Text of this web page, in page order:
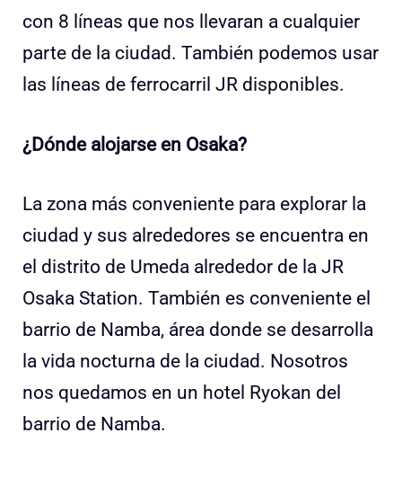
con 8 líneas que nos llevaran a cualquier
parte de la ciudad. También podemos usar
las líneas de ferrocarril JR disponibles.
¿Dónde alojarse en Osaka?
La zona más conveniente para explorar la
ciudad y sus alrededores se encuentra en
el distrito de Umeda alrededor de la JR
Osaka Station. También es conveniente el
barrio de Namba, área donde se desarrolla
la vida nocturna de la ciudad. Nosotros
nos quedamos en un hotel Ryokan del
barrio de Namba.